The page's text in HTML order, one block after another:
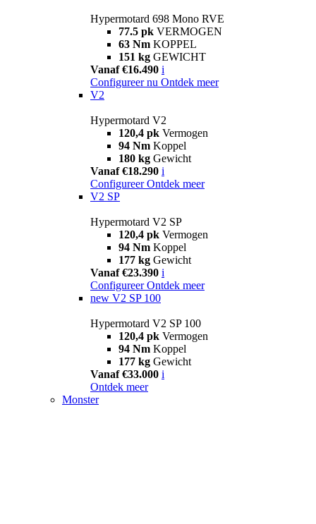
Hypermotard 698 Mono RVE
77.5 pk VERMOGEN
63 Nm KOPPEL
151 kg GEWICHT
Vanaf €16.490 i
Configureer nu Ontdek meer
V2
Hypermotard V2
120,4 pk Vermogen
94 Nm Koppel
180 kg Gewicht
Vanaf €18.290 i
Configureer Ontdek meer
V2 SP
Hypermotard V2 SP
120,4 pk Vermogen
94 Nm Koppel
177 kg Gewicht
Vanaf €23.390 i
Configureer Ontdek meer
new V2 SP 100
Hypermotard V2 SP 100
120,4 pk Vermogen
94 Nm Koppel
177 kg Gewicht
Vanaf €33.000 i
Ontdek meer
Monster